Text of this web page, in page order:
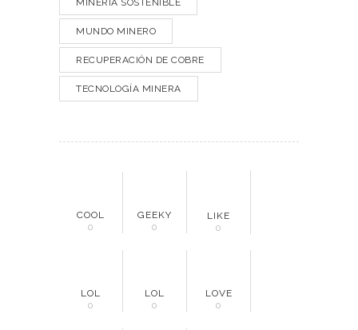
MINERÍA SOSTENIBLE
MUNDO MINERO
RECUPERACIÓN DE COBRE
TECNOLOGÍA MINERA
COOL
0
GEEKY
0
LIKE
0
LOL
0
LOL
0
LOVE
0